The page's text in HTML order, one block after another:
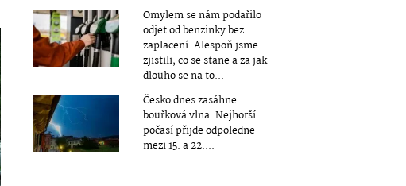
Omylem se nám podařilo
odjet od benzinky bez
zaplacení. Alespoň jsme
zjistili, co se stane a za jak
dlouho se na to...
Česko dnes zasáhne
bouřková vlna. Nejhorší
počasí přijde odpoledne
mezi 15. a 22....